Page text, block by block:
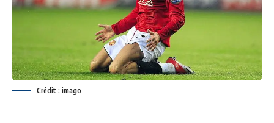
Crédit : imago